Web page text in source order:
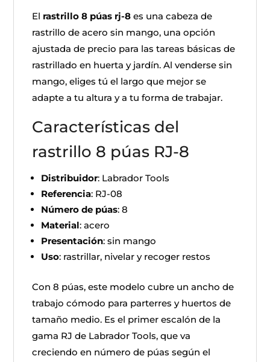
El rastrillo 8 púas rj-8 es una cabeza de
rastrillo de acero sin mango, una opción
ajustada de precio para las tareas básicas de
rastrillado en huerta y jardín. Al venderse sin
mango, eliges tú el largo que mejor se
adapte a tu altura y a tu forma de trabajar.
Características del
rastrillo 8 púas RJ-8
Distribuidor: Labrador Tools
Referencia: RJ-08
Número de púas: 8
Material: acero
Presentación: sin mango
Uso: rastrillar, nivelar y recoger restos
Con 8 púas, este modelo cubre un ancho de
trabajo cómodo para parterres y huertos de
tamaño medio. Es el primer escalón de la
gama RJ de Labrador Tools, que va
creciendo en número de púas según el